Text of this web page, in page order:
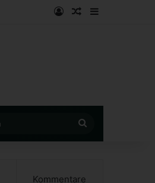
AnmeldenZufälliger
nach
Kommentare
geschlossen. Seine Funktionalität ist